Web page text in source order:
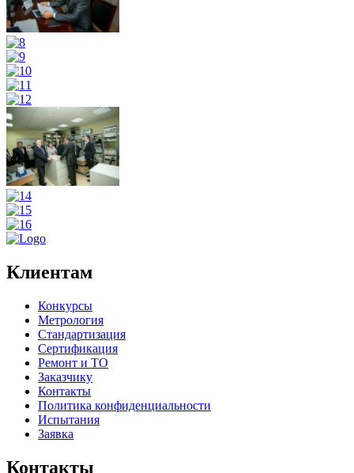
Клиентам
Конкурсы
Метрология
Стандартизация
Сертификация
Ремонт и ТО
Заказчику
Контакты
Политика конфиденциальности
Испытания
Заявка
Контакты